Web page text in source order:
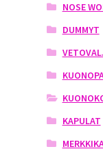
NOSE
DUMMYT
KAPULAT